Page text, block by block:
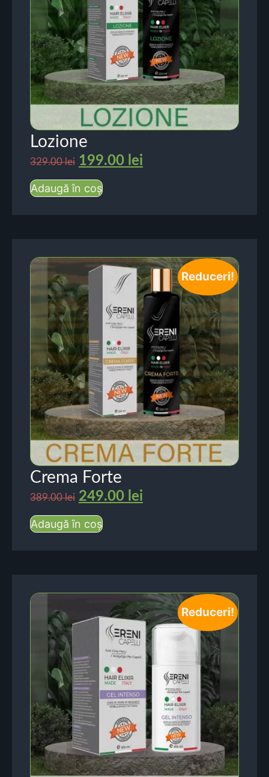
Lozione
329.00lei 199.00 lei
Adaugă în coș
Reduceri!
Crema Forte
389.00lei 249.00 lei
Adaugă în coș
Reduceri!